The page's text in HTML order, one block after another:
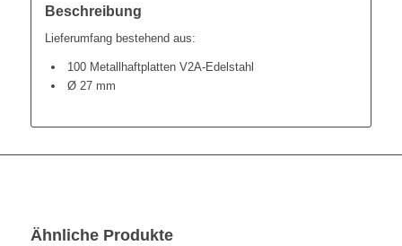
Beschreibung
Lieferumfang bestehend aus:
100 Metallhaftplatten V2A-Edelstahl
Ø 27 mm
Ähnliche Produkte